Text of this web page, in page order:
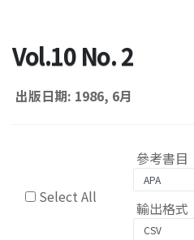
Vol.10 No. 2
出版日期: 1986, 6月
Select All
參考書目
輸出格式